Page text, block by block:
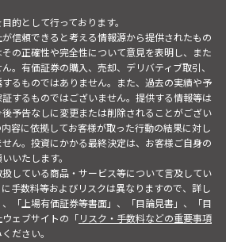
的として行っております。
信頼できると考える情報源から提供されたもの
の正確性や完全性について意見を表明し、また
。有価証券の購入、売却、デリバティブ取引、
るものではありません。また、過去の実績や予
するものではございません。提供する情報等は
予告なしに変更または削除されることがござい
容に依拠してお客様が取った行動の結果に対し
ん。投資にかかる最終決定は、お客様ご自身の
いたします。
している商品・サービス等について言及してい
手数料等およびリスクは異なりますので、詳し
「上場有価証券等書面」、「目論見書」、「目
ェブサイトの「リスク・手数料などの重要事項
ださい。